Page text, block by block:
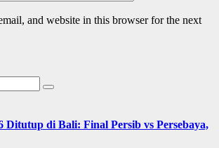
and website in this browser for the next
Ditutup di Bali: Final Persib vs Persebaya,